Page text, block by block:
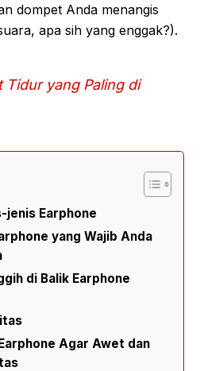
dompet Anda menangis
apa sih yang enggak?).
Tidur yang Paling di
jenis Earphone
yang Wajib Anda
di Balik Earphone
Agar Awet dan